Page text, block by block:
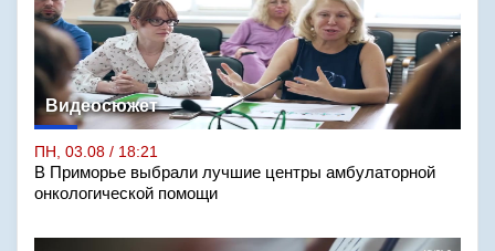
Видеосюжет
ПН, 03.08 / 18:21
В Приморье выбрали лучшие центры амбулаторной
онкологической помощи